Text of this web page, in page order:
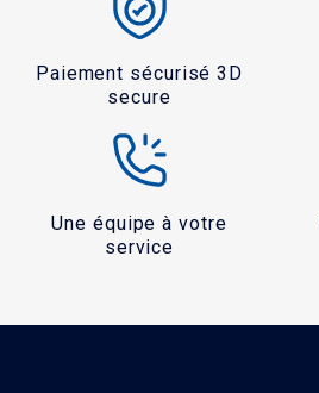
Paiement sécurisé 3D
secure
Une équipe à votre
service